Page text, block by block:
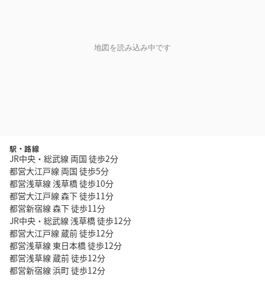
地図を読み込み中です
駅・路線
JR中央・総武線 両国 徒歩2分
都営大江戸線 両国 徒歩5分
都営浅草線 浅草橋 徒歩10分
都営大江戸線 森下 徒歩11分
都営新宿線 森下 徒歩11分
JR中央・総武線 浅草橋 徒歩12分
都営大江戸線 蔵前 徒歩12分
都営浅草線 東日本橋 徒歩12分
都営浅草線 蔵前 徒歩12分
都営新宿線 浜町 徒歩12分